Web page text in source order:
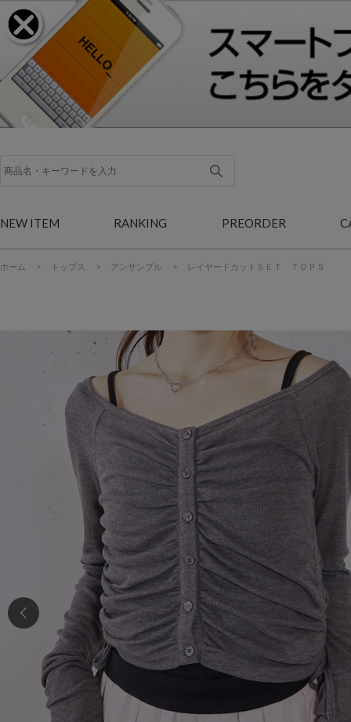
NEW ITEM RANKING PREORDER
ホーム > トップス > アンサンブル > レイヤードカットＳＥＴ ＴＯＰＳ